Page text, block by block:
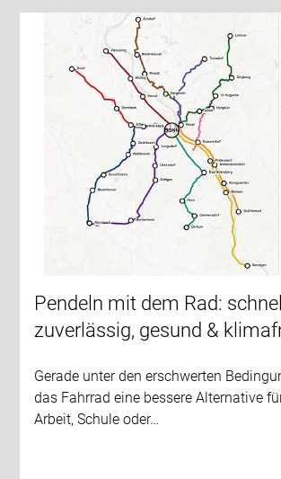
Pendeln mit dem Rad:
zuverlässig, gesund &
Gerade unter den erschwerten
das Fahrrad eine bessere Alternative
Arbeit, Schule oder…